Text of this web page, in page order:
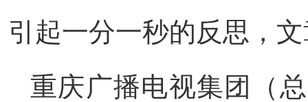
引起一分一秒的反思，
重庆广播电视集团（